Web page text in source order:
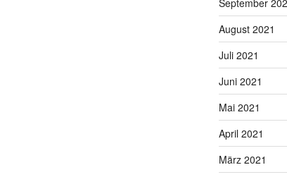
September
August 2021
Juli 2021
Juni 2021
Mai 2021
April 2021
März 2021